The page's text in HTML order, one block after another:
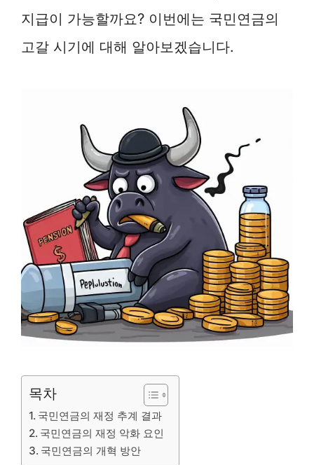
지급이 가능할까요? 이번에는 국민연금의
고갈 시기에 대해 알아보겠습니다.
목차
국민연금의 재정 추계 결과
국민연금의 재정 악화 요인
국민연금의 개혁 방안